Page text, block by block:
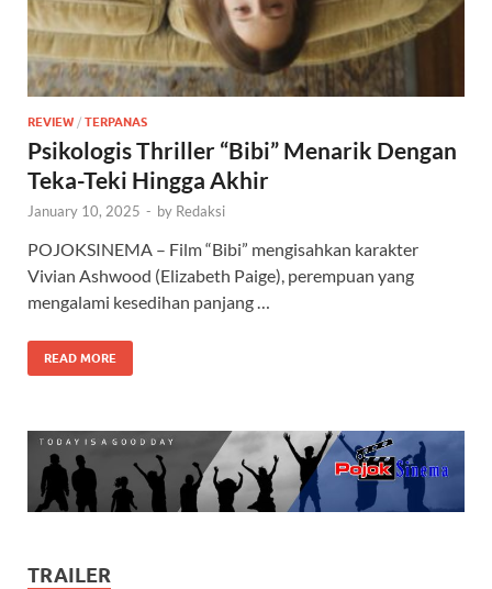
REVIEW / TERPANAS
Psikologis Thriller “Bibi” Menarik Dengan
Teka-Teki Hingga Akhir
January 10, 2025 - by Redaksi
POJOKSINEMA – Film “Bibi” mengisahkan karakter
Vivian Ashwood (Elizabeth Paige), perempuan yang
mengalami kesedihan panjang …
READ MORE
TRAILER